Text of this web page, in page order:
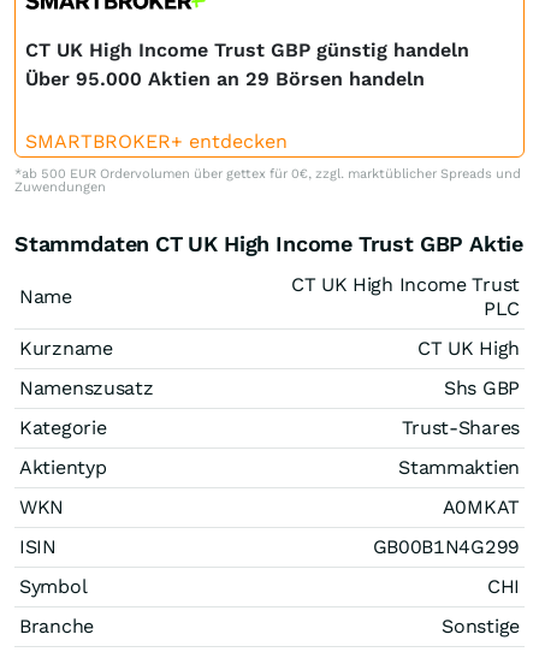
CT UK High Income Trust GBP günstig handeln
Über 95.000 Aktien an 29 Börsen handeln
SMARTBROKER+ entdecken
*ab 500 EUR Ordervolumen über gettex für 0€, zzgl. marktüblicher Spreads und
Zuwendungen
Stammdaten CT UK High Income Trust GBP Aktie
Name
CT UK High Income Trust
PLC
Kurzname
CT UK High
Namenszusatz
Shs GBP
Kategorie
Trust-Shares
Aktientyp
Stammaktien
WKN
A0MKAT
ISIN
GB00B1N4G299
Symbol
CHI
Branche
Sonstige